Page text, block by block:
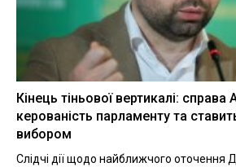
Кінець тіньової вертикалі: справа
керованість парламенту та
вибором
Слідчі дії щодо найближчого оточення